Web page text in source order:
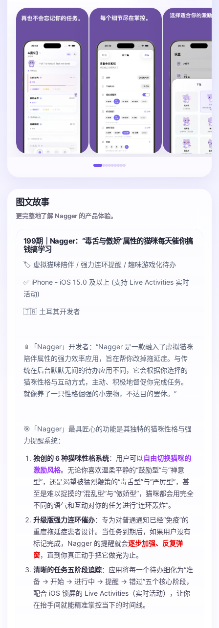
图文故事
更完整地了解 Nagger 的产品体验。
199期｜Nagger：“毒舌与傲娇”属性的猫咪每天催你搞
钱搞学习
🏷️ 虚拟猫咪陪伴 / 强力连环提醒 / 趣味游戏化待办
✅ iPhone - iOS 15.0 及以上 (支持 Live Activities 实时
活动)
🇹🇷 土耳其开发者
📱「Nagger」开发者：“Nagger 是一款融入了虚拟猫咪
陪伴属性的强力效率应用，旨在帮你改掉拖延症。与传
统在后台默默无闻的待办应用不同，它会根据你选择的
猫咪性格与互动方式，主动、积极地督促你完成任务。
就像养了一只性格倔强的小宠物，不达目的罢休。”
🎯「Nagger」最具匠心的功能是其独特的猫咪性格与强
力提醒系统：
独创的 6 种猫咪性格系统：用户可以 自由切换猫咪的
激励风格。无论你喜欢温柔平静的“鼓励型”与“禅意
型”，还是渴望被猛烈鞭策的“毒舌型”与“严厉型”，甚
至是难以捉摸的“混乱型”与“傲娇型”，猫咪都会用完全
不同的语气和互动对你的任务进行“连环轰炸”。
升级版强力连环催办：专为对普通通知已经“免疫”的
重度拖延症患者设计。当任务到期后，如果用户没有
标记完成，Nagger 的提醒就会逐步加强、反复弹
窗，直到你真正动手把它做完为止。
清晰的任务五阶段追踪：应用将每一个待办细化为“准
备 → 开始 → 进行中 → 提醒 → 错过”五个核心阶段，
配合 iOS 锁屏的 Live Activities（实时活动），让你
在抬手间就能精准掌控当下的时间线。